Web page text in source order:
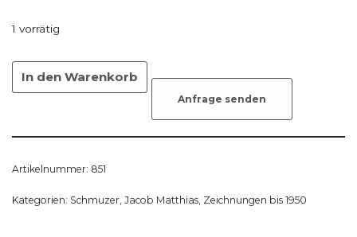
1 vorrätig
In den Warenkorb
Anfrage senden
Artikelnummer: 851
Kategorien: Schmuzer, Jacob Matthias, Zeichnungen bis 1950